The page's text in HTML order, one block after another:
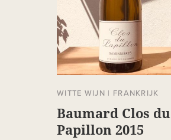
WITTE WIJN | FRANKRIJK
Baumard Clos du
Papillon 2015